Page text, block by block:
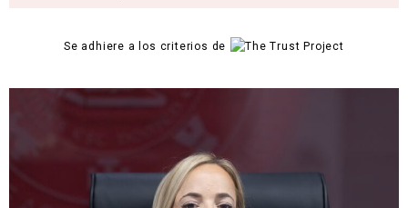
Se adhiere a los criterios de